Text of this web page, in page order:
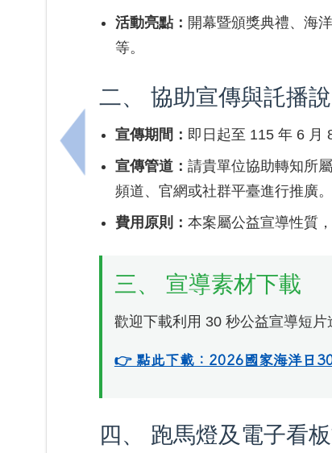
上一筆：南華大學開辦政府補助之115
活動亮點： 開幕暨頒獎典禮、海
等。
二、 協助宣傳與託播
宣傳期間： 即日起至 115 年 6 月
宣傳管道： 請貴單位協助轉知所
頻道、官網或社群平臺進行推廣。
費用原則： 本案屬公益宣導性質
三、 宣導素材下載
歡迎下載利用 30 秒公益宣導短片
👉 點此下載：2026國家海洋日
四、 跑馬燈及電子看